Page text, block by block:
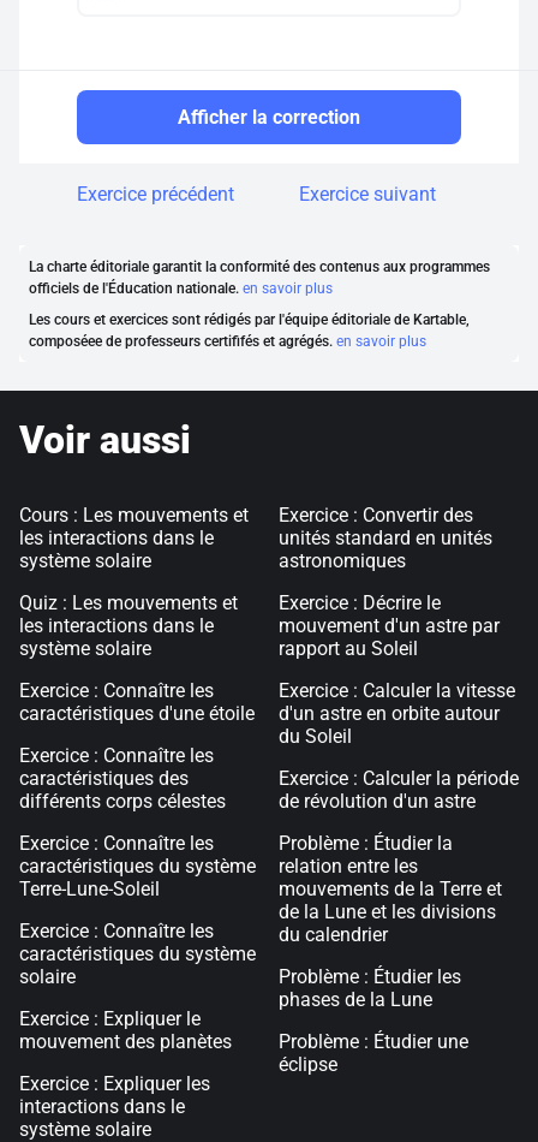
Afficher la correction
Exercice précédent Exercice suivant
La charte éditoriale garantit la conformité des contenus aux programmes
officiels de l'Éducation nationale. en savoir plus
Les cours et exercices sont rédigés par l'équipe éditoriale de Kartable,
composéee de professeurs certififés et agrégés. en savoir plus
Voir aussi
Cours : Les mouvements et
les interactions dans le
système solaire
Quiz : Les mouvements et
les interactions dans le
système solaire
Exercice : Connaître les
caractéristiques d'une étoile
Exercice : Connaître les
caractéristiques des
différents corps célestes
Exercice : Connaître les
caractéristiques du système
Terre-Lune-Soleil
Exercice : Connaître les
caractéristiques du système
solaire
Exercice : Expliquer le
mouvement des planètes
Exercice : Expliquer les
interactions dans le
système solaire
Exercice : Convertir des
unités standard en unités
astronomiques
Exercice : Décrire le
mouvement d'un astre par
rapport au Soleil
Exercice : Calculer la vitesse
d'un astre en orbite autour
du Soleil
Exercice : Calculer la période
de révolution d'un astre
Problème : Étudier la
relation entre les
mouvements de la Terre et
de la Lune et les divisions
du calendrier
Problème : Étudier les
phases de la Lune
Problème : Étudier une
éclipse